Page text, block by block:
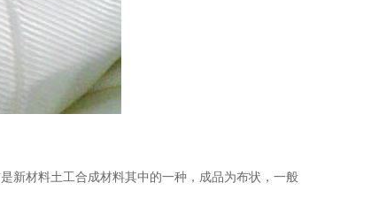
新材料土工合成材料其中的一种，成品为布状，一般